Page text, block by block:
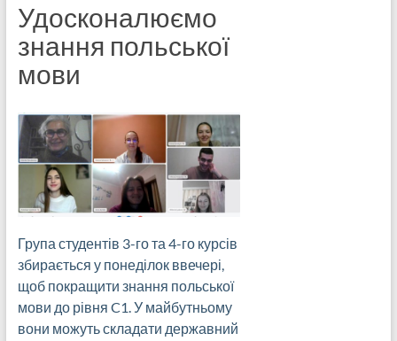
Удосконалюємо
знання польської
мови
Група студентів 3-го та 4-го курсів
збирається у понеділок ввечері,
щоб покращити знання польської
мови до рівня C1. У майбутньому
вони можуть складати державний